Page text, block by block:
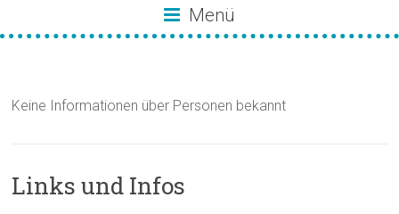
Menü
Keine Informationen über Personen bekannt
Links und Infos